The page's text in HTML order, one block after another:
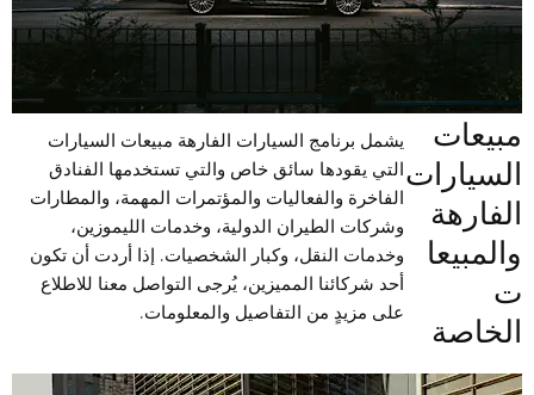
مبيعات
السيارات
الفارهة
والمبيعا
ت
الخاصة
يشمل برنامج السيارات الفارهة مبيعات السيارات
التي يقودها سائق خاص والتي تستخدمها الفنادق
الفاخرة والفعاليات والمؤتمرات المهمة، والمطارات
وشركات الطيران الدولية، وخدمات الليموزين،
وخدمات النقل، وكبار الشخصيات. إذا أردت أن تكون
أحد شركائنا المميزين، يُرجى التواصل معنا للاطلاع
على مزيدٍ من التفاصيل والمعلومات.